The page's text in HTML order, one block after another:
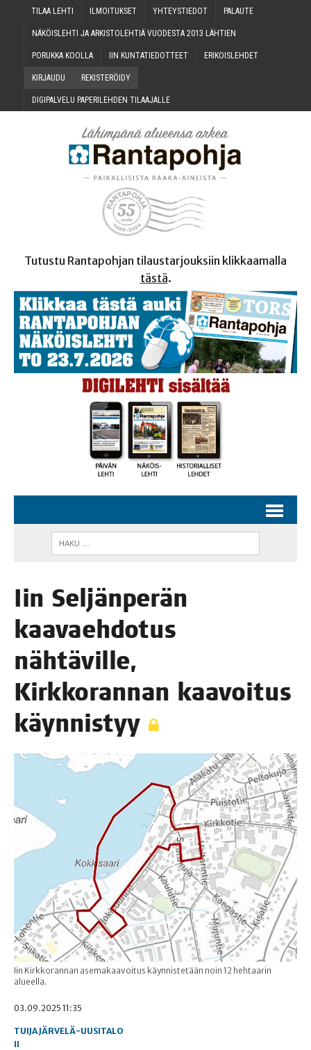
TILAA LEH­TI ILMOI­TUK­SET YHTEYS­TIE­DOT PALAU­TE
NÄKÖIS­LEH­TI JA ARKIS­TO­LEH­TIÄ VUO­DES­TA 2013 LÄHTIEN
PORUK­KA KOOLLA IIN KUN­TA­TIE­DOT­TEET ERI­KOIS­LEH­DET
KIR­JAU­DU REKIS­TE­RÖI­DY
DIGI­PAL­VE­LU PAPE­RI­LEH­DEN TILAAJALLE
Tutustu Rantapohjan tilaustarjouksiin klikkaamalla
tästä.
Iin Sel­jän­pe­rän
kaa­vaeh­do­tus
näh­tä­vil­le,
Kirk­ko­ran­nan kaa­voi­tus
käynnistyy
Iin Kirkkorannan asemakaavoitus käynnistetään noin 12 hehtaarin
alueella.
03.09.2025 11:35
TUIJA JÄRVELÄ-UUSITALO
II